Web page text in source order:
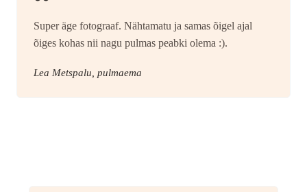
Super äge fotograaf. Nähtamatu ja samas õigel ajal
õiges kohas nii nagu pulmas peabki olema :).
Lea Metspalu, pulmaema